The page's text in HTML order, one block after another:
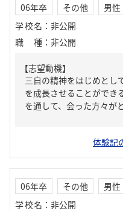
06年卒 その他
男性
学校名 ： 非公開
職種 ： 非公開
【志望動機】
三自の精神をはじめとし
を成長させることができ
を通して、会った方々が
体験記
06年卒 その他
男性
学校名 ： 非公開